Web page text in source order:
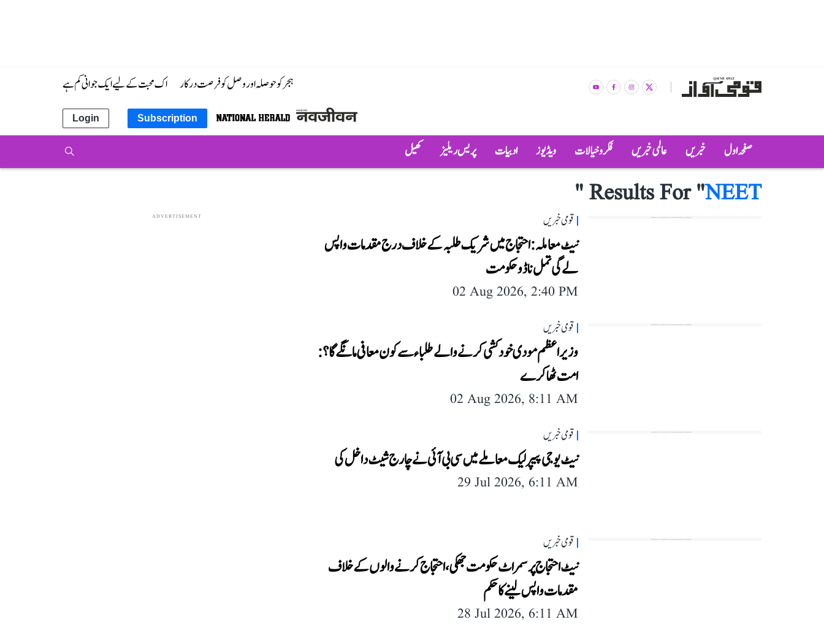
ہجر کو حوصلہ اور وصل کو فرصت درکار اک محبت کے لیے ایک جوانی کم ہے
Subscription
Login
صفحہ اول خبریں عالمی خبریں فکر و خیالات ویڈیوز ادبیات پریس ریلیز کھیل
Results For "NEET
"
قومی خبریں
نیٹ معاملہ: احتجاج میں شریک طلبہ کے خلاف درج مقدمات واپس
لے گی تمل ناڈو حکومت
02 Aug 2026, 2:40 PM
قومی خبریں
وزیر اعظم مودی خودکشی کرنے والے طلباء سے کون معافی مانگے گا؟:
امت ٹھاکرے
02 Aug 2026, 8:11 AM
قومی خبریں
نیٹ یو جی پیپر لیک معاملے میں سی بی آئی نے چارج شیٹ داخل کی
29 Jul 2026, 6:11 AM
قومی خبریں
نیٹ احتجاج پر سمراٹ حکومت جھکی، احتجاج کرنے والوں کے خلاف
مقدمات واپس لینے کا حکم
28 Jul 2026, 6:11 AM
ADVERTISEMENT